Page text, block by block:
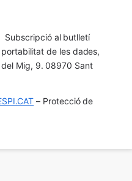
Subscripció al butlletí
de les dades,
del Mig, 9. 08970 Sant
– Protecció de